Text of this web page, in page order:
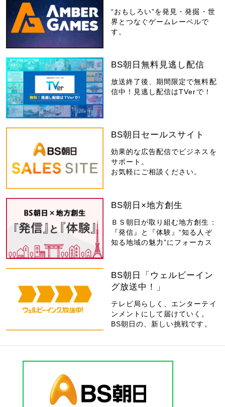
“おもしろい”を発見・発掘・世
界とつなぐゲームレーベルで
す。
BS朝日無料見逃し配信
放送終了後、期間限定で無料配
信中！見逃し配信はTVerで！
BS朝日セールスサイト
効果的な広告配信でビジネスを
サポート。
お気軽にご相談ください。
BS朝日×地方創生
ＢＳ朝日が取り組む地方創生：
『発信』と『体験』“知る人ぞ
知る地域の魅力”にフォーカス
BS朝日「ウェルビーイン
グ放送中！」
テレビ局らしく、エンターテイ
ンメントにして届けていく。
BS朝日の、新しい挑戦です。